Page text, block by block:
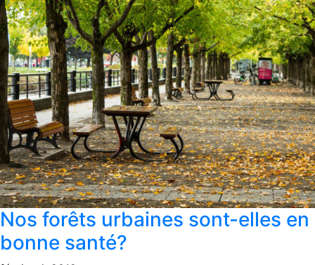
Nos forêts urbaines sont-elles en
bonne santé?